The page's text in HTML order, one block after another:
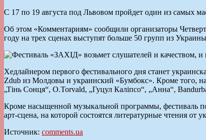
С 17 по 19 августа под Львовом пройдет один из самых
Об этом «Комментариям» сообщили организаторы
году на трех сценах выступят больше 50 групп из
Хедлайнером первого фестивального дня станет
Zdub из Молдовы и украинский «Бумбокс». Кроме того,
„Тінь Сонця“, O.Torvald, „Гуцул Каліпсо“, „Анна“,
Кроме насыщенной музыкальной программы, фестиваль
арт-сцена, на которой состоятся литературные чтения
Источник: comments.ua